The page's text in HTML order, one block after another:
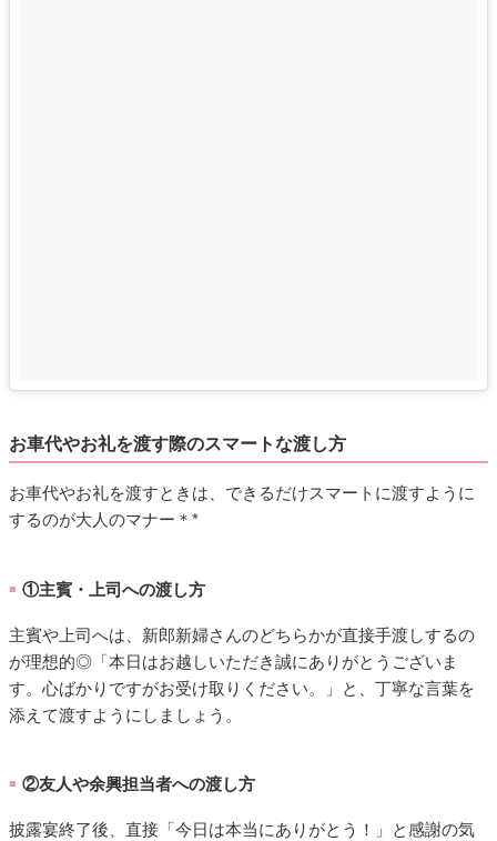
お車代やお礼を渡す際のスマートな渡し方
お車代やお礼を渡すときは、できるだけスマートに渡すように
するのが大人のマナー＊*
■ ①主賓・上司への渡し方
主賓や上司へは、新郎新婦さんのどちらかが直接手渡しするの
が理想的◎「本日はお越しいただき誠にありがとうございま
す。心ばかりですがお受け取りください。」と、丁寧な言葉を
添えて渡すようにしましょう。
■ ②友人や余興担当者への渡し方
披露宴終了後、直接「今日は本当にありがとう！」と感謝の気